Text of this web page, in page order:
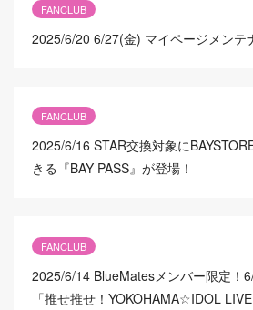
FANCLUB
2025/6/20 6/27(金) マイページメンテ
FANCLUB
2025/6/16 STAR交換対象に
きる『BAY PASS』が登場！
FANCLUB
2025/6/14 BlueMatesメンバー限定！
「推せ推せ！YOKOHAMA☆IDOL